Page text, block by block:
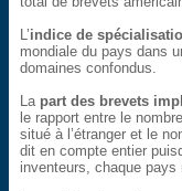
L’indice de
mondiale du pays dans
domaines confondus.
La part des brevets
le rapport entre le
situé à l’étranger et le
dit en compte entier
inventeurs, chaque pays